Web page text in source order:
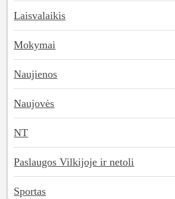
Laisvalaikis
Mokymai
Naujienos
Naujovės
NT
Paslaugos Vilkijoje ir netoli
Sportas